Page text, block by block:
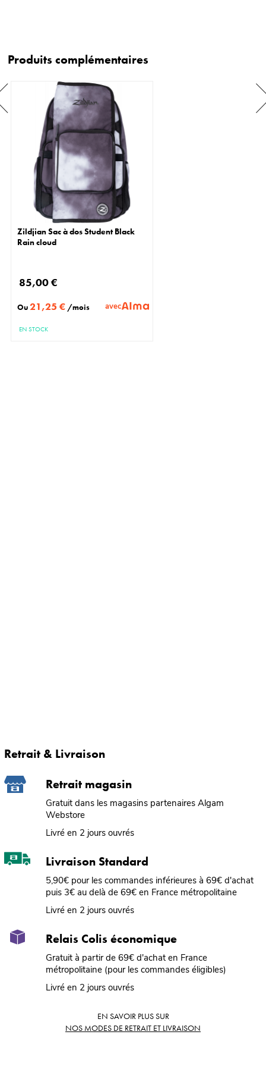
Produits complémentaires
Zildjian Sac à dos Student Black
Rain cloud
85,00 €
Ou21,25 € /mois avec
EN STOCK
Retrait & Livraison
Retrait magasin
Gratuit dans les magasins partenaires Algam
Webstore
Livré en 2 jours ouvrés
Livraison Standard
5,90€ pour les commandes inférieures à 69€ d'achat
puis 3€ au delà de 69€ en France métropolitaine
Livré en 2 jours ouvrés
Relais Colis économique
Gratuit à partir de 69€ d'achat en France
métropolitaine (pour les commandes éligibles)
Livré en 2 jours ouvrés
EN SAVOIR PLUS SUR
NOS MODES DE RETRAIT ET LIVRAISON